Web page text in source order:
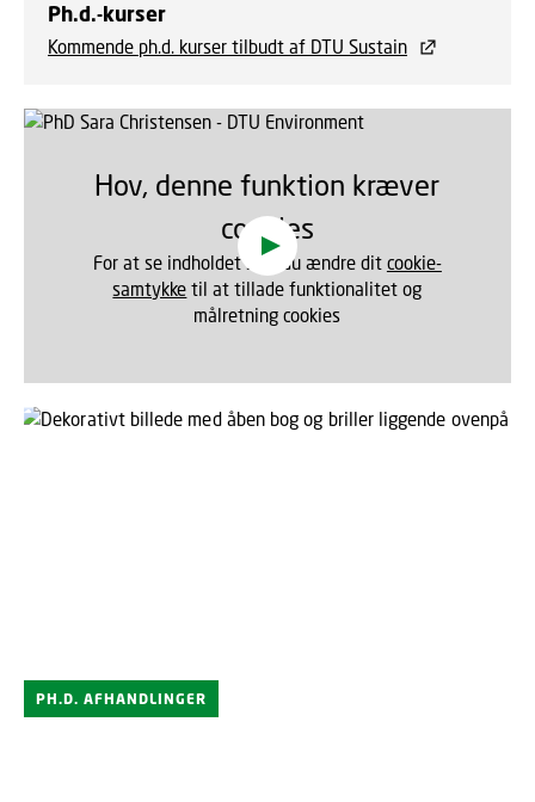
Ph.d.-kurser
Kommende ph.d. kurser tilbudt af DTU Sustain
Hov, denne funktion kræver
cookies
For at se indholdet skal du ændre dit cookie-
samtykke til at tillade funktionalitet og
målretning cookies
PH.D. AFHANDLINGER